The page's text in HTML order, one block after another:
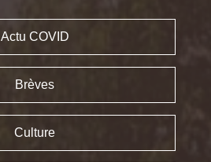
Actu COVID
Brèves
Culture